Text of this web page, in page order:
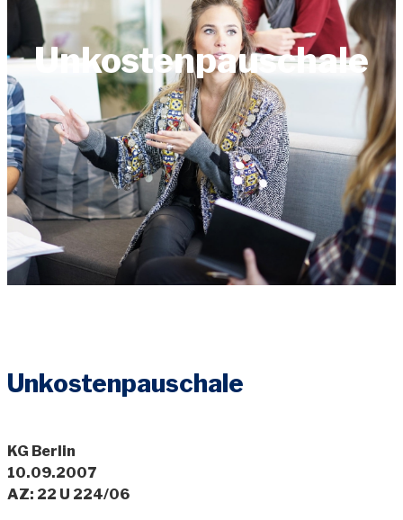
Unkostenpauschale
Unkostenpauschale
KG Berlin
10.09.2007
AZ: 22 U 224/06